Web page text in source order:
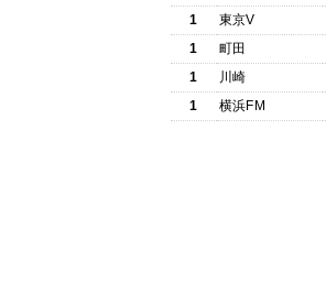
1
東京V
1
町田
1
川崎
1
横浜FM